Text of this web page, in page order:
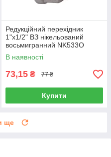
Редукційний перехідник
1"х1/2" ВЗ нікельований
восьмигранний NK533O
OPTIMUM для з’єднання труб
В наявності
73,15 ₴ 77 ₴
Купити
ще